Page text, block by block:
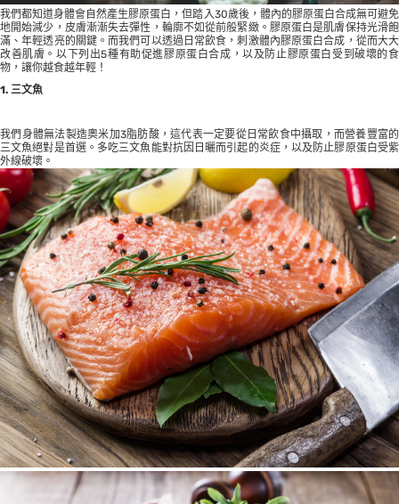
我們都知道身體會自然產生膠原蛋白，但踏入30歲後，體內的膠原蛋白合成無可避免
地開始減少，皮膚漸漸失去彈性，輪廓不如從前般緊緻。膠原蛋白是肌膚保持光滑飽
滿、年輕透亮的關鍵。而我們可以透過日常飲食，刺激體內膠原蛋白合成，從而大大
改善肌膚。以下列出5種有助促進膠原蛋白合成，以及防止膠原蛋白受到破壞的食
物，讓你越食越年輕！
1. 三文魚
我們身體無法製造奧米加3脂肪酸，這代表一定要從日常飲食中攝取，而營養豐富的
三文魚絕對是首選。多吃三文魚能對抗因日曬而引起的炎症，以及防止膠原蛋白受紫
外線破壞。